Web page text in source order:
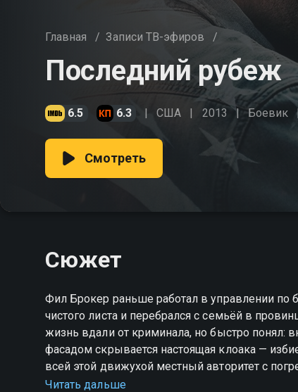
Главная / Записи ТВ-эфиров /
Последний рубеж
6.5 6.3 США 2013 Боевик
Смотреть
Сюжет
Фил Брокер раньше работал в управлении по
чистого листа и перебрался с семьёй в
жизнь вдали от криминала, но быстро понял:
фасадом скрывается настоящая клоака —
всей этой движухой местный авторитет с
чего он бежал. «Последний рубеж» —
Читать дальше